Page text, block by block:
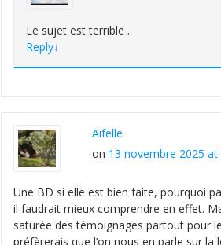
Le sujet est terrible .
Reply↓
Aifelle
on 13 novembre 2025 at
Une BD si elle est bien faite, pourquoi
il faudrait mieux comprendre en effet.
saturée des témoignages partout pour
préfèrerais que l’on nous en parle sur la